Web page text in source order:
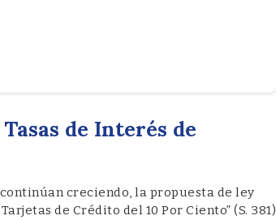
de Interés de
creciendo, la propuesta de ley
de Crédito del 10 Por Ciento” (S. 381)